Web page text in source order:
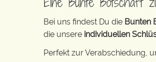
Bei uns findest Du die Bunten
die unsere individuellen
Perfekt zur Verabschiedung,